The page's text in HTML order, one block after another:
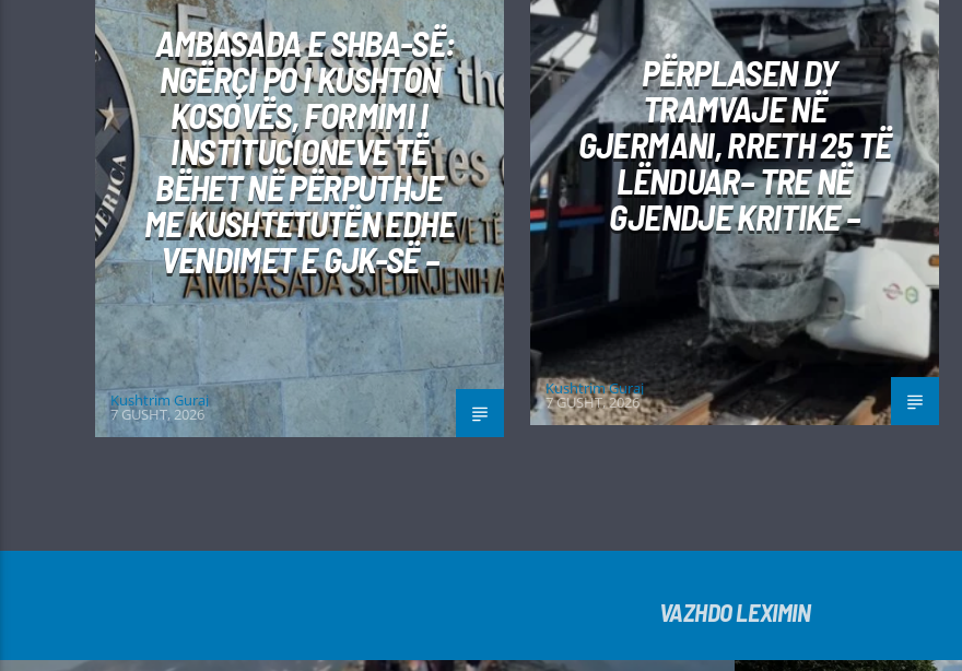
AMBASADA E SHBA-SË:
NGËRÇI PO I KUSHTON
KOSOVËS, FORMIMI I
INSTITUCIONEVE TË
BËHET NË PËRPUTHJE
ME KUSHTETUTËN EDHE
VENDIMET E GJK-SË –
Kushtrim Guraj
7 GUSHT, 2026
PËRPLASEN DY
TRAMVAJE NË
GJERMANI, RRETH 25 TË
LËNDUAR– TRE NË
GJENDJE KRITIKE –
Kushtrim Guraj
7 GUSHT, 2026
VAZHDO LEXIMIN